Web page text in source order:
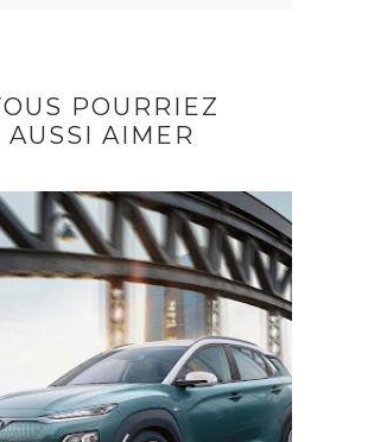
POURRIEZ
AUSSI AIMER